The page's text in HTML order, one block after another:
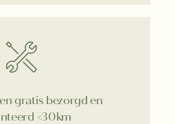
gratis bezorgd en
<30km